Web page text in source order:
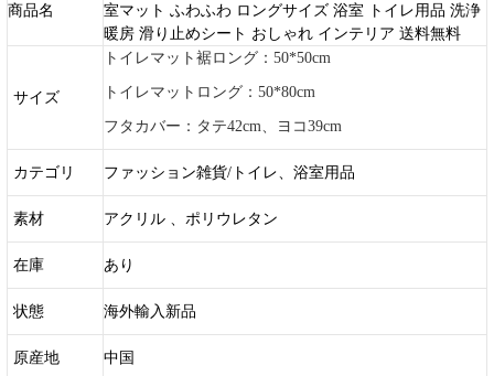
商品名
室マット ふわふわ ロングサイズ 浴室 トイレ用品 洗浄
暖房 滑り止めシート おしゃれ インテリア 送料無料
サイズ
トイレマット裾ロング：50*50cm
トイレマットロング：50*80cm
フタカバー：タテ42cm、ヨコ39cm
カテゴリ ファッション雑貨/トイレ、浴室用品
素材 アクリル 、ポリウレタン
在庫 あり
状態 海外輸入新品
原産地 中国